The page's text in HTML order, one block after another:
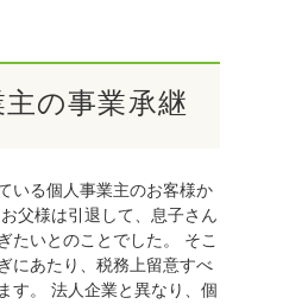
の事業承継
いる個人事業主のお客様か
父様は引退して、息子さん
たいとのことでした。 そこ
にあたり、税務上留意すべ
す。 法人企業と異なり、個